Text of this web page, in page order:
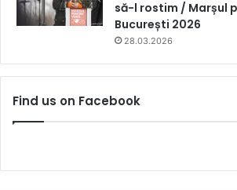
să-l rostim / Marșul
București 2026
28.03.2026
Find us on Facebook